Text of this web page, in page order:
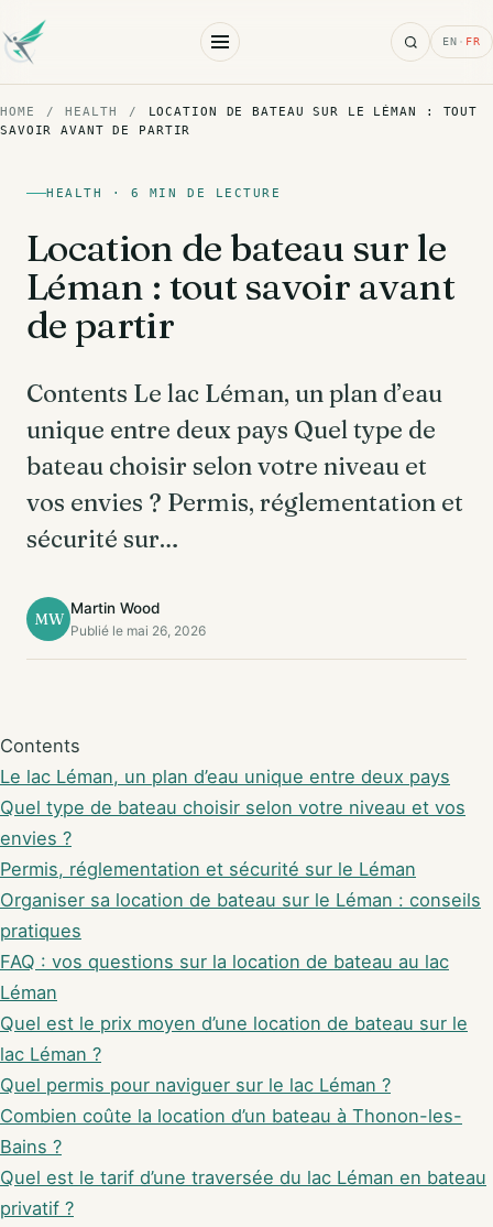
Search
EN · FR
HOME / HEALTH /
LOCATION DE BATEAU SUR LE LÉMAN : TOUT
SAVOIR AVANT DE PARTIR
HEALTH · 6 MIN DE LECTURE
Location de bateau sur le
Léman : tout savoir avant
de partir
Contents Le lac Léman, un plan d’eau
unique entre deux pays Quel type de
bateau choisir selon votre niveau et
vos envies ? Permis, réglementation et
sécurité sur…
MW
Martin Wood
Publié le mai 26, 2026
Contents
Le lac Léman, un plan d’eau unique entre deux pays
Quel type de bateau choisir selon votre niveau et vos
envies ?
Permis, réglementation et sécurité sur le Léman
Organiser sa location de bateau sur le Léman : conseils
pratiques
FAQ : vos questions sur la location de bateau au lac
Léman
Quel est le prix moyen d’une location de bateau sur le
lac Léman ?
Quel permis pour naviguer sur le lac Léman ?
Combien coûte la location d’un bateau à Thonon-les-
Bains ?
Quel est le tarif d’une traversée du lac Léman en bateau
privatif ?